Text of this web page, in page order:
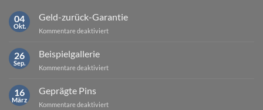
04
Okt.
Geld-zurück-Garantie
Kommentare deaktiviertfür
26
Sep.
Beispielgallerie
Kommentare deaktiviertfür
16
März
Geprägte Pins
Kommentare deaktiviertfür